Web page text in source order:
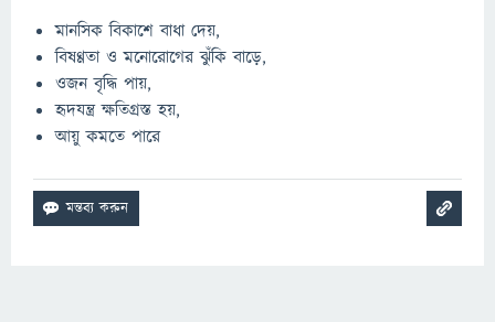
মানসিক বিকাশে বাধা দেয়,
বিষণ্ণতা ও মনোরোগের ঝুঁকি বাড়ে,
ওজন বৃদ্ধি পায়,
হৃদযন্ত্র ক্ষতিগ্রস্ত হয়,
আয়ু কমতে পারে